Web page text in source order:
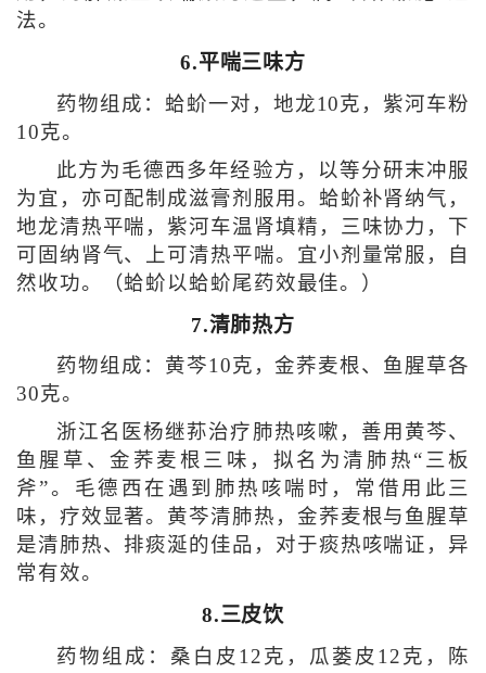
法。
6.平喘三味方
药物组成：蛤蚧一对，地龙10克，紫河车粉
10克。
此方为毛德西多年经验方，以等分研末冲服
为宜，亦可配制成滋膏剂服用。蛤蚧补肾纳气，
地龙清热平喘，紫河车温肾填精，三味协力，下
可固纳肾气、上可清热平喘。宜小剂量常服，自
然收功。（蛤蚧以蛤蚧尾药效最佳。）
7.清肺热方
药物组成：黄芩10克，金荞麦根、鱼腥草各
30克。
浙江名医杨继荪治疗肺热咳嗽，善用黄芩、
鱼腥草、金荞麦根三味，拟名为清肺热“三板
斧”。毛德西在遇到肺热咳喘时，常借用此三
味，疗效显著。黄芩清肺热，金荞麦根与鱼腥草
是清肺热、排痰涎的佳品，对于痰热咳喘证，异
常有效。
8.三皮饮
药物组成：桑白皮12克，瓜蒌皮12克，陈